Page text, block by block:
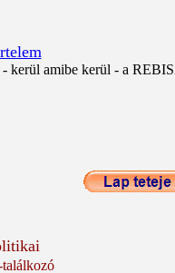
kerül amibe kerül - a